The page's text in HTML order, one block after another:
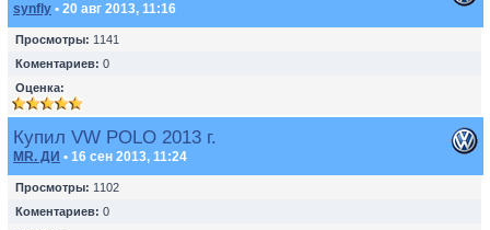
synfly • 20 авг 2013, 11:16
Просмотры: 1141
Коментариев: 0
Оценка:
Купил VW POLO 2013 г.
MR. ДИ • 16 сен 2013, 11:24
Просмотры: 1102
Коментариев: 0